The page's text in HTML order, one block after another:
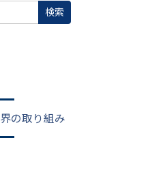
検索
の取り組み